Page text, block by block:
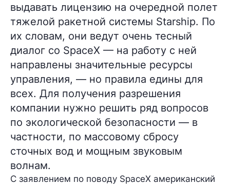
выдавать лицензию на очередной полет
тяжелой ракетной системы Starship. По
их словам, они ведут очень тесный
диалог со SpaceX — на работу с ней
направлены значительные ресурсы
управления, — но правила едины для
всех. Для получения разрешения
компании нужно решить ряд вопросов
по экологической безопасности — в
частности, по массовому сбросу
сточных вод и мощным звуковым
волнам.
С заявлением по поводу SpaceX американский